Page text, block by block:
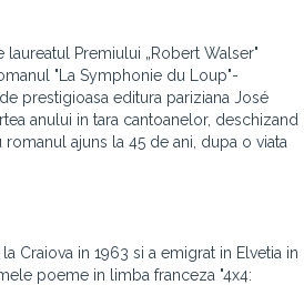
laureatul Premiului „Robert Walser"
"La Symphonie du Loup"-
prestigioasa editura pariziana José
anului in tara cantoanelor, deschizand
ajuns la 45 de ani, dupa o viata
Craiova in 1963 si a emigrat in Elvetia in
poeme in limba franceza "4x4: